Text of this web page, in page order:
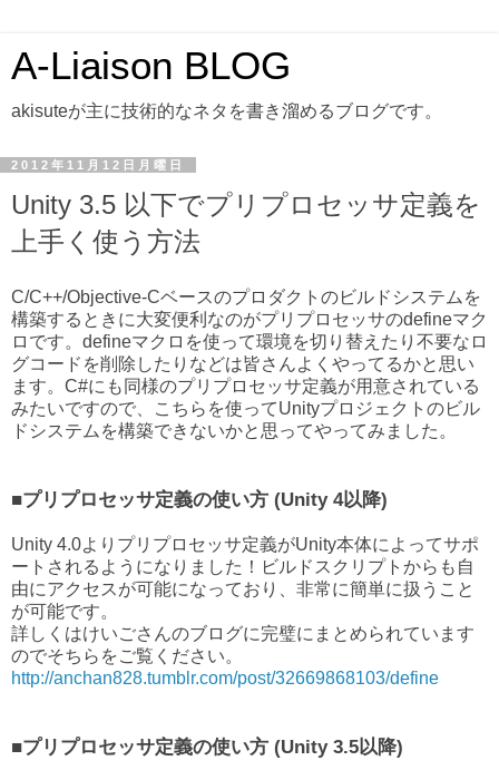
A-Liaison BLOG
akisuteが主に技術的なネタを書き溜めるブログです。
2012年11月12日月曜日
Unity 3.5 以下でプリプロセッサ定義を
上手く使う方法
C/C++/Objective-Cベースのプロダクトのビルドシステムを
構築するときに大変便利なのがプリプロセッサのdefineマク
ロです。defineマクロを使って環境を切り替えたり不要なロ
グコードを削除したりなどは皆さんよくやってるかと思い
ます。C#にも同様のプリプロセッサ定義が用意されている
みたいですので、こちらを使ってUnityプロジェクトのビル
ドシステムを構築できないかと思ってやってみました。
■プリプロセッサ定義の使い方 (Unity 4以降)
Unity 4.0よりプリプロセッサ定義がUnity本体によってサポ
ートされるようになりました！ビルドスクリプトからも自
由にアクセスが可能になっており、非常に簡単に扱うこと
が可能です。
詳しくはけいごさんのブログに完璧にまとめられています
のでそちらをご覧ください。
http://anchan828.tumblr.com/post/32669868103/define
■プリプロセッサ定義の使い方 (Unity 3.5以降)